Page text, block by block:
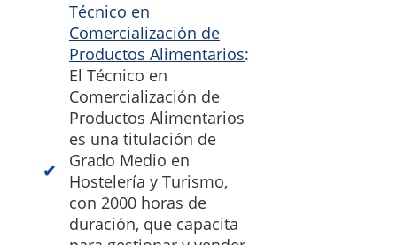
Técnico en
Comercialización de
Productos Alimentarios:
El Técnico en
Comercialización de
Productos Alimentarios
es una titulación de
Grado Medio en
Hostelería y Turismo,
con 2000 horas de
duración, que capacita